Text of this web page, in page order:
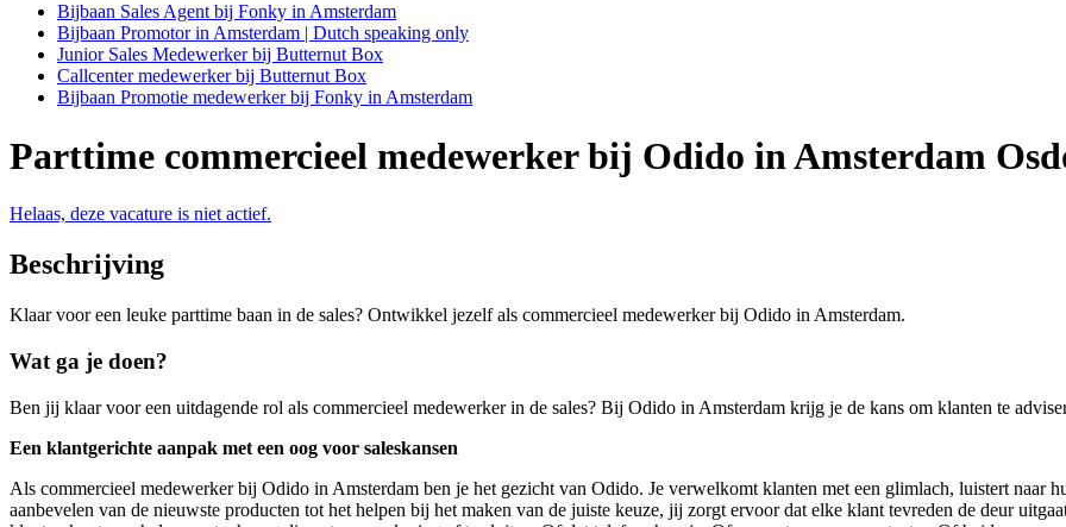
Bijbaan Sales Agent bij Fonky in Amsterdam
Bijbaan Promotor in Amsterdam | Dutch speaking only
Junior Sales Medewerker bij Butternut Box
Callcenter medewerker bij Butternut Box
Bijbaan Promotie medewerker bij Fonky in Amsterdam
Parttime commercieel medewerker bij Odido in Amsterdam
Helaas, deze vacature is niet actief.
Beschrijving
Klaar voor een leuke parttime baan in de sales? Ontwikkel jezelf als commercieel medewerker bij Odido in Amsterdam.
Wat ga je doen?
Ben jij klaar voor een uitdagende rol als commercieel medewerker in de sales? Bij Odido in Amsterdam krijg je de kans om klanten te
Een klantgerichte aanpak met een oog voor saleskansen
Als commercieel medewerker bij Odido in Amsterdam ben je het gezicht van Odido. Je verwelkomt klanten met een glimlach, luistert naar
aanbevelen van de nieuwste producten tot het helpen bij het maken van de juiste keuze, jij zorgt ervoor dat elke klant tevreden de deur